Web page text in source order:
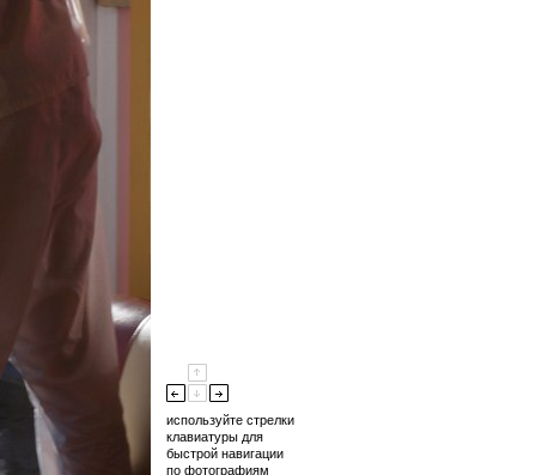
используйте стрелки
клавиатуры для
быстрой навигации
по фотографиям